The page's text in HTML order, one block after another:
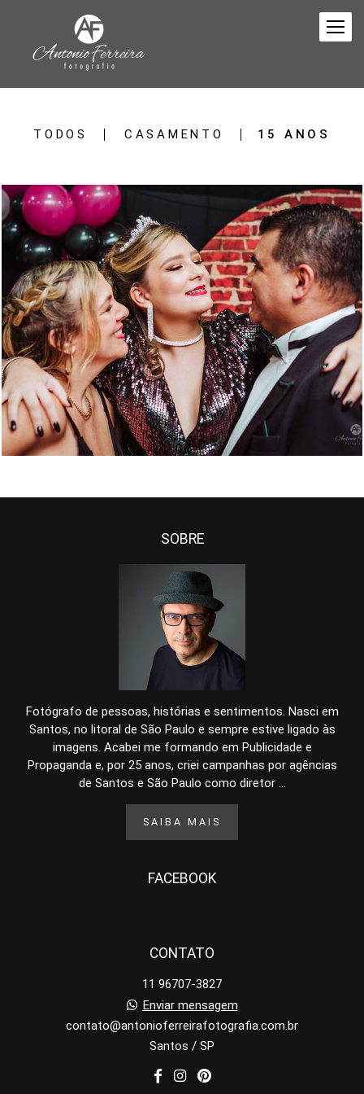
TODOS CASAMENTO 15 ANOS
917 183
SOBRE
Fotógrafo de pessoas, histórias e sentimentos. Nasci em
Santos, no litoral de São Paulo e sempre estive ligado às
imagens. Acabei me formando em Publicidade e
Propaganda e, por 25 anos, criei campanhas por agências
de Santos e São Paulo como diretor ...
SAIBA MAIS
FACEBOOK
CONTATO
11 96707-3827
Enviar mensagem
contato@antonioferreirafotografia.com.br
Santos / SP